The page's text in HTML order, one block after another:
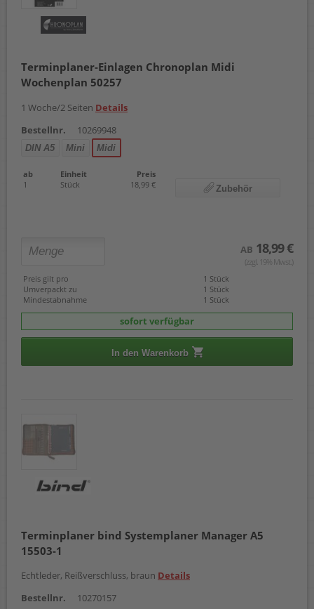
Terminplaner-Einlagen Chronoplan Midi
Wochenplan 50257
1 Woche/2 Seiten Details
Bestellnr.
10269948
DIN A5 Mini Midi
ab Einheit
Preis
1
Stück 18,99 € Zubehör
AB 18,99 €
(zzgl. 19% Mwst.)
Preis gilt pro
1 Stück
Umverpackt zu
1 Stück
Mindestabnahme
1 Stück
sofort verfügbar
In den Warenkorb
Terminplaner bind Systemplaner Manager A5
15503-1
Echtleder, Reißverschluss, braun Details
Bestellnr.
10270157